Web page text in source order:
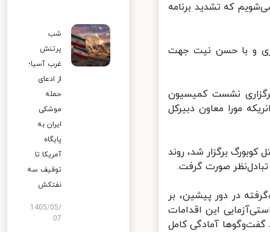
که تشدید برنامه
و با حسن نیت جهت
عصر دیروز(دوشنبه، ۶ دی) با برگزاری نشست کمیسیون
مورا معاون دبیرکل
اتحادیه اروپا در هتل کوبورگ برگزار شد، روند
صورت گرفت.
در دور پیشین، بر
این اقدامات
آمادگی کامل
شب
پرتنش
غرب آسیا؛
از ادعای
حمله
موشکی
ایران به
پایگاه
آمریکا تا
توقیف سه
نفتکش
1405/05/
07